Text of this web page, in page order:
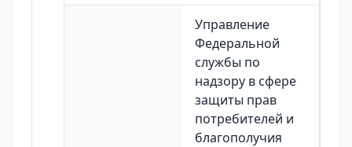
Управление
Федеральной
службы по
надзору в сфере
защиты прав
потребителей и
благополучия